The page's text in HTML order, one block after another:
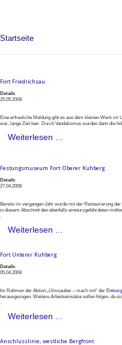
Startseite
Fort Friedrichsau
Details
25.05.2008
Eine erfreuliche Meldung gibt es aus dem kleinen Werk im
war, lange Zeit leer. Durch Vandalismus wurden dann die
Weiterlesen ...
Festungsmuseum Fort Oberer Kuhberg
Details
27.04.2008
Bereits im vergangen Jahr wurde mit der Restaurierung
in diesem Abschnitt den ebenfalls einsturzgefährdeten
.
Weiterlesen ...
Fort Unterer Kuhberg
Details
05.04.2008
Im Rahmen der Aktion „Ulmsauber – mach mit“ der
herausgezogen. Weitere Arbeitseinsätze sollen folgen, da
.
Weiterlesen ...
Anschlusslinie, westliche Bergfront